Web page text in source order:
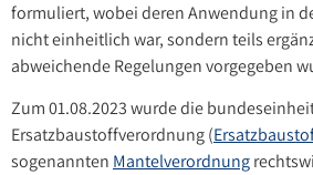
formuliert, wobei deren Anwendung in
nicht einheitlich war, sondern teils
abweichende Regelungen vorgegeben
Zum 01.08.2023 wurde die
Ersatzbaustoffverordnung (
sogenannten Mantelverordnung